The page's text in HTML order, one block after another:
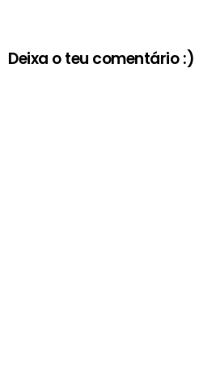
Deixa o teu comentário :)